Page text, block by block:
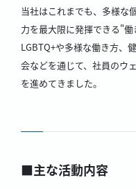
当社はこれまでも、多様な
力を最大限に発揮できる"働
LGBTQ+や多様な働き方、
会などを通じて、社員のウ
を進めてきました。
■主な活動内容